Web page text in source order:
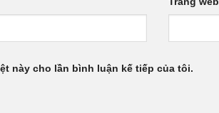
này cho lần bình luận kế tiếp của tôi.